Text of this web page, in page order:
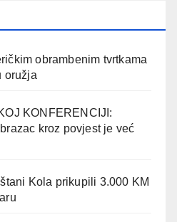
obrambenim tvrtkama
oružja
KONFERENCIJI:
kroz povjest je već
Kola prikupili 3.000 KM